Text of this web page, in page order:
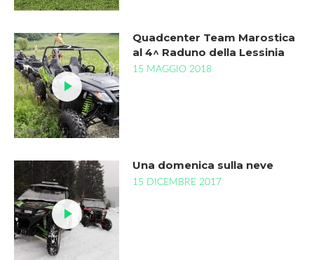
Quadcenter Team Marostica
al 4^ Raduno della Lessinia
15 MAGGIO 2018
Una domenica sulla neve
15 DICEMBRE 2017